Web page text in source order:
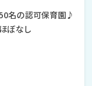
名の認可保育園♪
ぼなし